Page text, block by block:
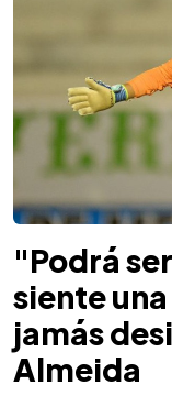
"Podrá
siente
jamás
Almeida